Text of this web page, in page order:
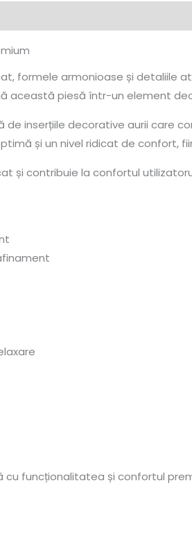
formele armonioase și
piesă într-un element
inserțiile decorative aurii care
și un nivel ridicat de confort,
și contribuie la confortul
cu funcționalitatea și confortul